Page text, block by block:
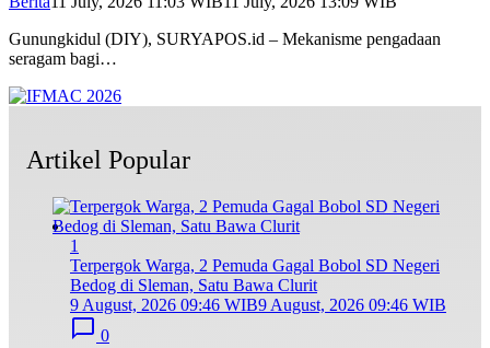
Gunungkidul (DIY), SURYAPOS.id – Mekanisme pengadaan
seragam bagi…
Artikel Popular
1
Terpergok Warga, 2 Pemuda Gagal Bobol SD Negeri
Bedog di Sleman, Satu Bawa Clurit
9 August, 2026 09:46 WIB9 August, 2026 09:46 WIB
0